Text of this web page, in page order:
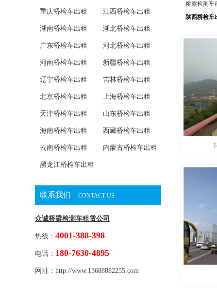
重庆桥检车出租 江西桥检车出租
湖南桥检车出租 湖北桥检车出租
广东桥检车出租 河北桥检车出租
河南桥检车出租 新疆桥检车出租
辽宁桥检车出租 吉林桥检车出租
北京桥检车出租 上海桥检车出租
天津桥检车出租 山东桥检车出租
海南桥检车出租 西藏桥检车出租
云南桥检车出租 内蒙古桥检车出租
黑龙江桥检车出租
联系我们 CONTACT US
众诚桥梁检测车租赁公司
热线： 4001-388-398
电话： 180-7630-4895
网址：http://www.13688882255.com
桥梁检测车
陕西桥检车